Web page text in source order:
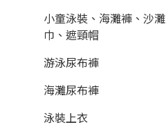
小童泳裝、海灘褲、沙灘
巾、遮頸帽
游泳尿布褲
海灘尿布褲
泳裝上衣